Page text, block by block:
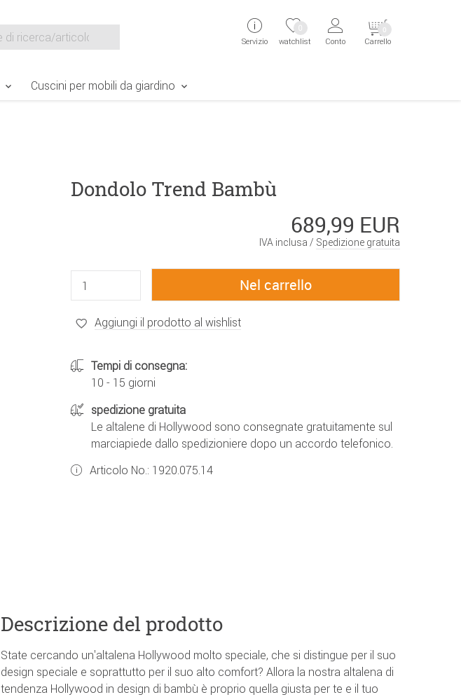
Servizio watchlist
0
Conto Carrello
0
Cuscini per mobili da giardino
Dondolo Trend Bambù
689,99 EUR
IVA inclusa / Spedizione gratuita
Aggiungi il prodotto al wishlist
Tempi di consegna:
10 - 15 giorni
spedizione gratuita
Le altalene di Hollywood sono consegnate gratuitamente sul
marciapiede dallo spedizioniere dopo un accordo telefonico.
Articolo No.: 1920.075.14
Descrizione del prodotto
State cercando un'altalena Hollywood molto speciale, che si distingue per il suo
design speciale e soprattutto per il suo alto comfort? Allora la nostra altalena di
tendenza Hollywood in design di bambù è proprio quella giusta per te e il tuo